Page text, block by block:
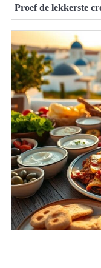
Proef de lekkerste